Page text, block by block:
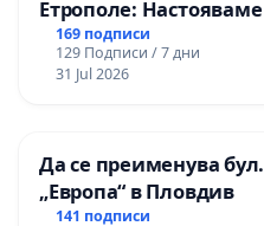
Етрополе:
“Елаците-МЕД” АД и
изпълнят всички
169 подписи
129 Подписи / 7 дни
31 Jul 2026
Да се преименува
„Европа“ в Пловдив
141 подписи